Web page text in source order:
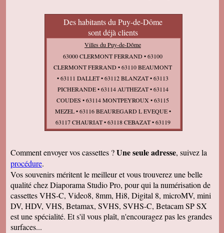
Des habitants du Puy-de-Dôme
sont déjà clients
Villes du Puy-de-Dôme
63000 CLERMONT FERRAND • 63100
CLERMONT FERRAND • 63110 BEAUMONT
• 63111 DALLET • 63112 BLANZAT • 63113
PICHERANDE • 63114 AUTHEZAT • 63114
COUDES • 63114 MONTPEYROUX • 63115
MEZEL • 63116 BEAUREGARD L EVEQUE •
63117 CHAURIAT • 63118 CEBAZAT • 63119
CHATEAUGAY • 63120 AUBUSSON D
NERONDE SUR DORE • 63120 SAUVIAT •
• 63120 VOLLORE MONTAGNE • 63120
VOLLORE VILLE • 63122 CEYRAT • 63122 ST
GENES CHAMPANELLE • 63130 ROYAT •
63140 CHATEL GUYON • 63150 LA
BOURBOULE • 63150 MURAT LE QUAIRE •
Comment envoyer vos cassettes ?Une seule adresse, suivez la
procédure.
Vos souvenirs méritent le meilleur et vous trouverez une belle
qualité chez Diaporama Studio Pro, pour qui la numérisation de
cassettes VHS-C, Video8, 8mm, Hi8, Digital 8, microMV, mini
DV, HDV, VHS, Betamax, SVHS, SVHS-C, Betacam SP SX
est une spécialité. Et s'il vous plaît, n'encouragez pas les grandes
surfaces...